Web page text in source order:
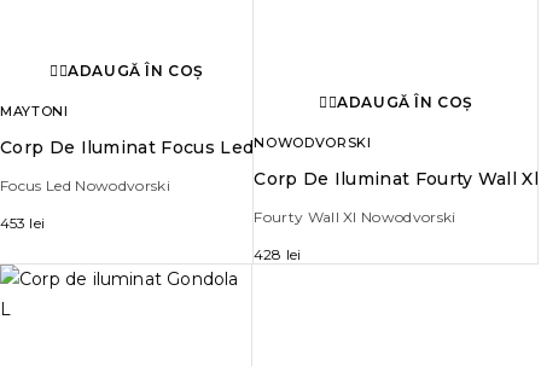
ADAUGĂ ÎN COȘ
MAYTONI
Corp De Iluminat Focus Led
Focus Led Nowodvorski
453 lei
ADAUGĂ ÎN COȘ
NOWODVORSKI
Corp De Iluminat Fourty Wall Xl
Fourty Wall Xl Nowodvorski
428 lei